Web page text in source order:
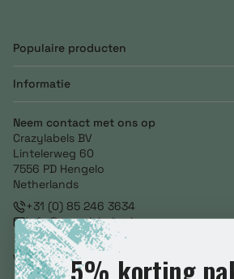
Populaire producten
Informatie
Neem contact met ons op
Crazylabels BV
Lintelerweg 60
7556 PD Hengelo
Netherlands
+31 (0) 85 246 3634
info@crazylabels.nl
NL860793278B01
Volg ons
5% korting